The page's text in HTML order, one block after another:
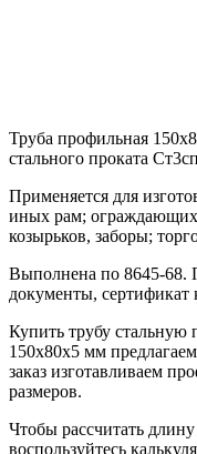
Труба профильная
стального проката
Применяется для
иных рам; ограждающих
козырьков, заборы;
Выполнена по 8645-68.
документы, сертификат
Купить трубу
150х80х5 мм
заказ изготавливаем
размеров.
Чтобы рассчитать
воспользуйтесь